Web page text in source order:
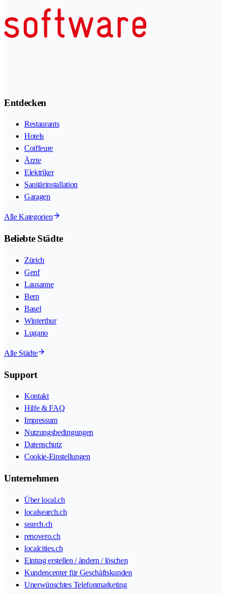
Entdecken
Restaurants
Hotels
Coiffeure
Ärzte
Elektriker
Sanitärinstallation
Garagen
Alle Kategorien
Beliebte Städte
Zürich
Genf
Lausanne
Bern
Basel
Winterthur
Lugano
Alle Städte
Support
Kontakt
Hilfe & FAQ
Impressum
Nutzungsbedingungen
Datenschutz
Cookie-Einstellungen
Unternehmen
Über local.ch
localsearch.ch
search.ch
renovero.ch
localcities.ch
Eintrag erstellen / ändern / löschen
Kundencenter für Geschäftskunden
Unerwünschtes Telefonmarketing